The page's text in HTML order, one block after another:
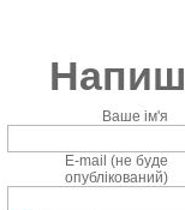
Ваше ім'я
E-mail (не буде
опублікований)